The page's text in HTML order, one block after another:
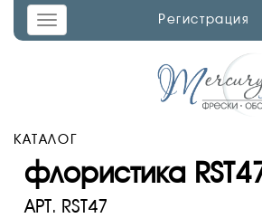
Регистрация
Toggle
navigation
КАТАЛОГ
флористика
АРТ. RST47